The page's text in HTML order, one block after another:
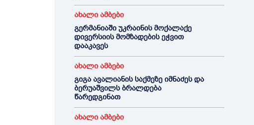
ახალი ამბები
გერმანიაში უკრაინის მოქალაქე
დივერსიის მომზადების ეჭვით
დააკავეს
ახალი ამბები
გიგა ავალიანის საქმეზე იმნაძეს და
ბერუაშვილს ბრალდება
წარედგინათ
ახალი ამბები